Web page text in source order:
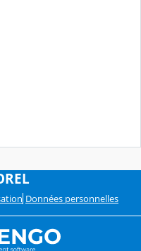
Données personnelles